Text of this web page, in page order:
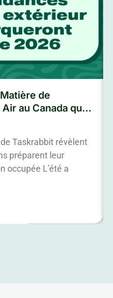
de
au Canada qui
Taskrabbit révèlent
préparent leur
occupée L’été a